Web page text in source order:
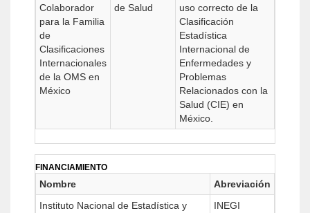
Colaborador
para la Familia
de
Clasificaciones
Internacionales
de la OMS en
México
de Salud
uso correcto de la
Clasificación
Estadística
Internacional de
Enfermedades y
Problemas
Relacionados con la
Salud (CIE) en
México.
FINANCIAMIENTO
Nombre
Abreviación
Instituto Nacional de Estadística y
INEGI